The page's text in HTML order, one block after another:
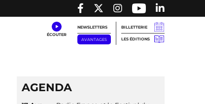
NEWSLETTERS
AVANTAGES
BILLETTERIE
LES ÉDITIONS
AGENDA